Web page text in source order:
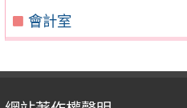
會計室